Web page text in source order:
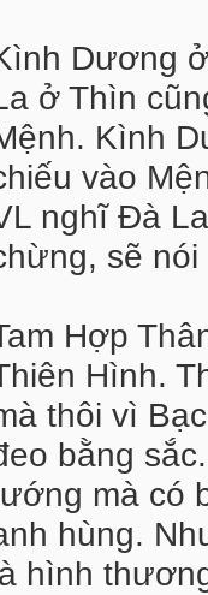
Dương
ở Thìn
Kình
vào
nghĩ Đà
sẽ nói
Hợp
Hình.
thôi vì
bằng
mà có
hùng.
hình